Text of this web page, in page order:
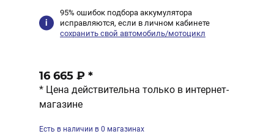
95% ошибок подбора аккумулятора
исправляются, если в личном кабинете
сохранить свой автомобиль/мотоцикл
16 665 ₽ *
* Цена действительна только в интернет-
магазине
Есть в наличии в 0 магазинах